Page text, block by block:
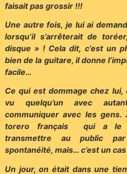
faisait pas grossir !!!
Une autre fois, je lui ai
lorsqu’il s’arrêterait de
disque » ! Cela dit, c’est un
bien de la guitare, il donne
facile…
Ce qui est dommage chez lui,
vu quelqu’un avec
communiquer avec les gens.
torero français qui a le
transmettre au public
spontanéité, mais… c’est un
Un jour, on était dans une